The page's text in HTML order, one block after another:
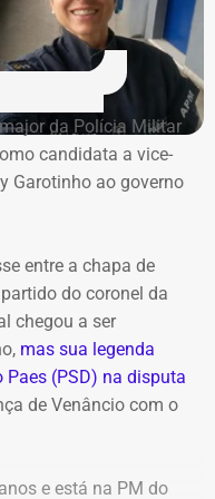
Público Federal,
um procedimento
das condutas
também pede
legais cabíveis,
de denúncia.
anexou capturas
postagens
sociais.
da Polícia Militar
candidata a vice-
Garotinho ao governo
entre a chapa de
do coronel da
chegou a ser
mas sua legenda
(PSD) na disputa
de Venâncio com o
e está na PM do